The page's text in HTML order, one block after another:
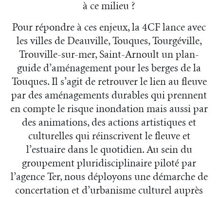
à ce milieu ?
Pour répondre à ces enjeux, la 4CF lance avec
les villes de Deauville, Touques, Tourgéville,
Trouville-sur-mer, Saint-Arnoult un plan-
guide d’aménagement pour les berges de la
Touques. Il s’agit de retrouver le lien au fleuve
par des aménagements durables qui prennent
en compte le risque inondation mais aussi par
des animations, des actions artistiques et
culturelles qui réinscrivent le fleuve et
l’estuaire dans le quotidien. Au sein du
groupement pluridisciplinaire piloté par
l’agence Ter, nous déployons une démarche de
concertation et d’urbanisme culturel auprès